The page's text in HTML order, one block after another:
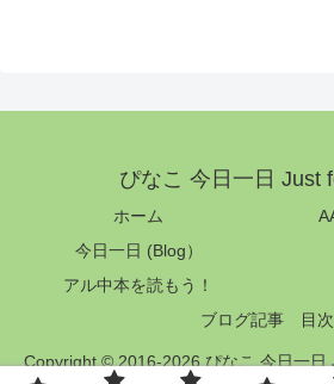
ぴなこ 今日一日 Just
ホーム
今日一日 (Blog）
アル中本を読もう！
ブログ記事 目次
Copyright © 2016-2026 ぴなこ 今日一日